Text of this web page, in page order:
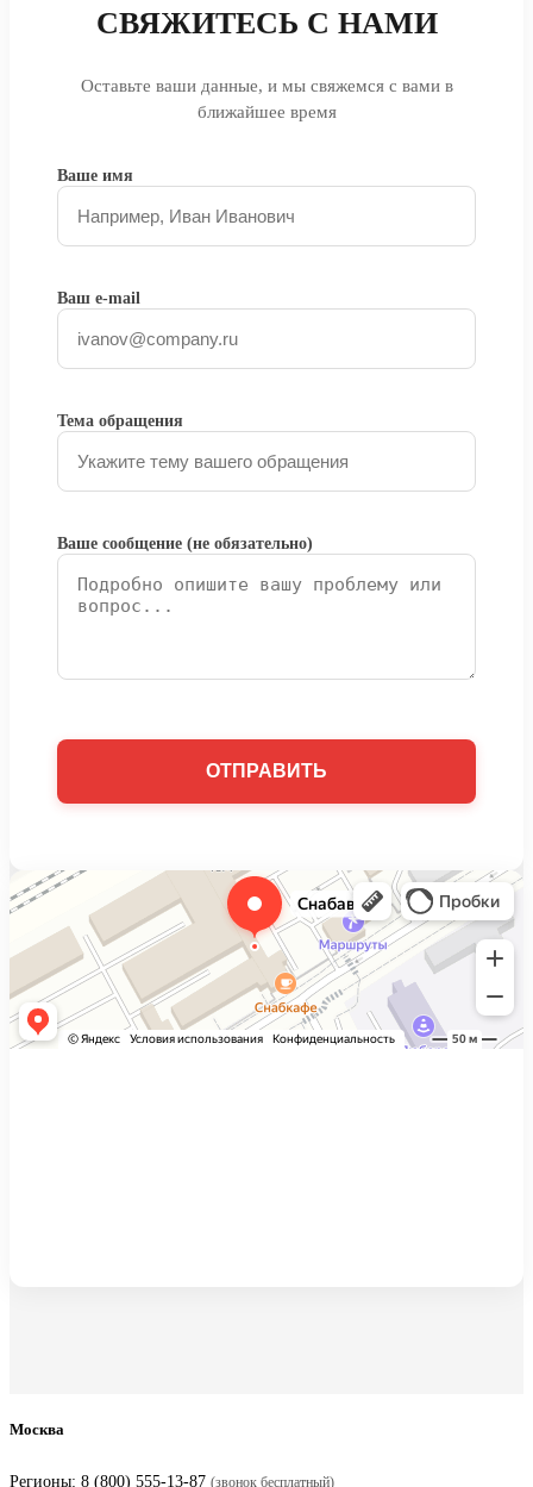
СВЯЖИТЕСЬ С НАМИ
Оставьте ваши данные, и мы свяжемся с вами в
ближайшее время
Ваше имя
Ваш e-mail
Тема обращения
Ваше сообщение (не обязательно)
Москва
Регионы: 8 (800) 555-13-87 (звонок бесплатный)